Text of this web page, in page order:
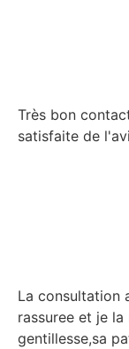
Très bon
satisfaite de
La consultation
rassuree et je
gentillesse,sa